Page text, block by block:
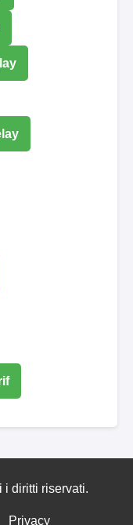
i diritti riservati.
Privacy